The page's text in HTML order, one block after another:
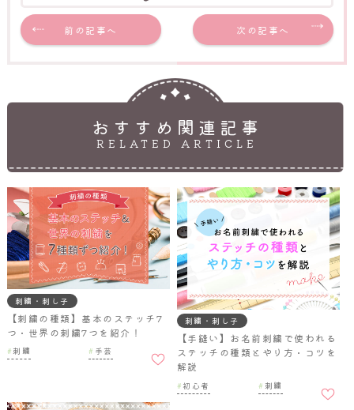
前の記事へ 次の記事へ
おすすめ関連記事
RELATED ARTICLE
刺繍・刺し子
【刺繍の種類】基本のステッチ7
つ・世界の刺繍7つを紹介！
刺繍 手芸
入りに
刺繍・刺し子
【手縫い】お名前刺繍で使われる
ステッチの種類とやり方・コツを
解説
初心者 刺繍
入りに